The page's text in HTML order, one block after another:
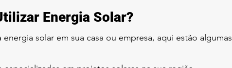
Energia Solar?
solar em sua casa ou empresa, aqui estão algumas